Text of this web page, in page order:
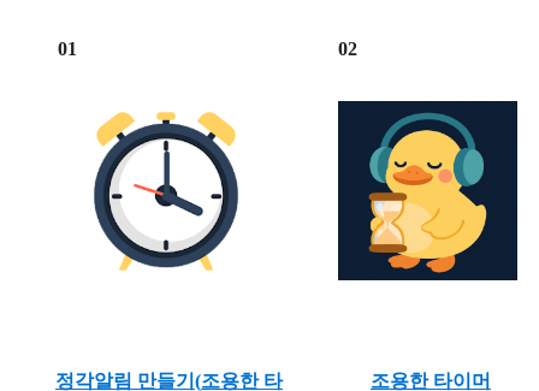
01 02
정각알림 만들기(조용한 타
조용한 타이머